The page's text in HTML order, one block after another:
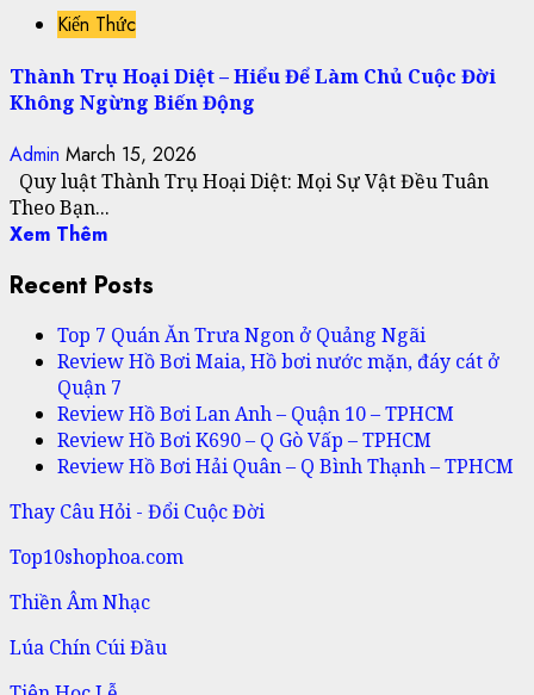
Kiến Thức
Thành Trụ Hoại Diệt – Hiểu Để Làm Chủ Cuộc Đời
Không Ngừng Biến Động
Admin March 15, 2026
Quy luật Thành Trụ Hoại Diệt: Mọi Sự Vật Đều Tuân
Theo Bạn...
Xem Thêm
Recent Posts
Top 7 Quán Ăn Trưa Ngon ở Quảng Ngãi
Review Hồ Bơi Maia, Hồ bơi nước mặn, đáy cát ở
Quận 7
Review Hồ Bơi Lan Anh – Quận 10 – TPHCM
Review Hồ Bơi K690 – Q Gò Vấp – TPHCM
Review Hồ Bơi Hải Quân – Q Bình Thạnh – TPHCM
Thay Câu Hỏi - Đổi Cuộc Đời
Top10shophoa.com
Thiền Âm Nhạc
Lúa Chín Cúi Đầu